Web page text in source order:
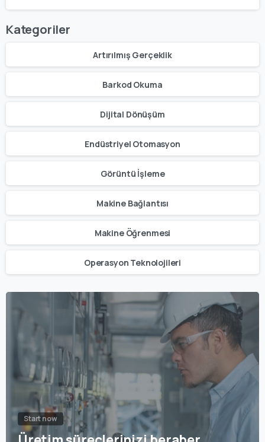
Kategoriler
Artırılmış Gerçeklik
Barkod Okuma
Dijital Dönüşüm
Endüstriyel Otomasyon
Görüntü İşleme
Makine Bağlantısı
Makine Öğrenmesi
Operasyon Teknolojileri
Start now